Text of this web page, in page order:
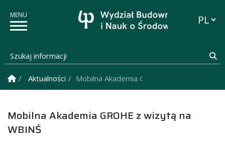
Szukaj informacji
Strona Główna
Aktualności Mobilna Akademia GROHE z wizytą na
Mobilna Akademia GROHE z wizytą na
WBINŚ